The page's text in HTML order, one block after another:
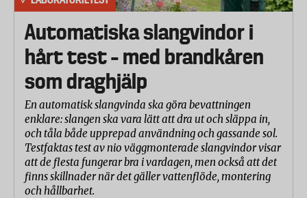
Automatiska slangvindor i
hårt test – med brandkåren
som draghjälp
En automatisk slangvinda ska göra bevattningen
enklare: slangen ska vara lätt att dra ut och släppa in,
och tåla både upprepad användning och gassande sol.
Testfaktas test av nio väggmonterade slangvindor visar
att de flesta fungerar bra i vardagen, men också att det
finns skillnader när det gäller vattenflöde, montering
och hållbarhet.